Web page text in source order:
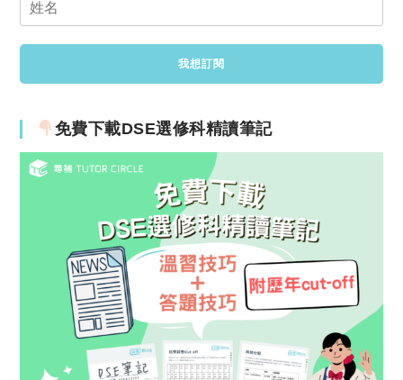
免費下載DSE選修科精讀筆記